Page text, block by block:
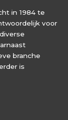
in 1984 te
voor
branche
is